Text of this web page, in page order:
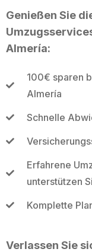
Genießen Sie
Almería:
100€ sparen
Almería
Schnelle
Erfahrene
unterstützen
Komplette
Verlassen Sie